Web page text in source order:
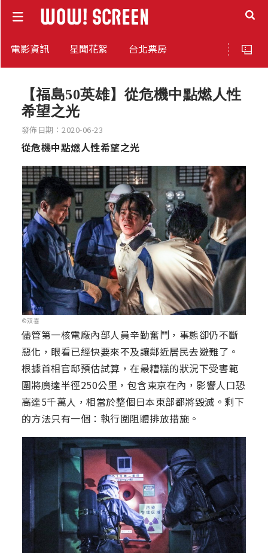
電影資訊 星聞花絮 台北票房
【福島50英雄】從危機中點燃人性
希望之光
發佈日期：2020-06-23
從危機中點燃人性希望之光
©双喜
儘管第一核電廠內部人員辛勤奮鬥，事態卻仍不斷
惡化，眼看已經快要來不及讓鄰近居民去避難了。
根據首相官邸預估試算，在最糟糕的狀況下受害範
圍將廣達半徑250公里，包含東京在內，影響人口恐
高達5千萬人，相當於整個日本東部都將毀滅。剩下
的方法只有一個：執行圍阻體排放措施。